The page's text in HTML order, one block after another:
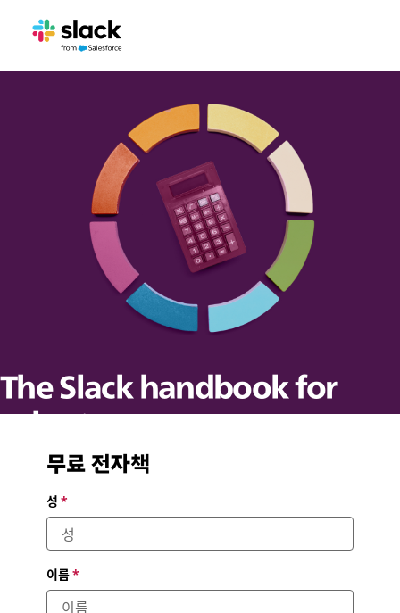
The Slack handbook for
sales teams
Boost productivity so you can win deals as a team and close
무료 전자책
성 *
이름*